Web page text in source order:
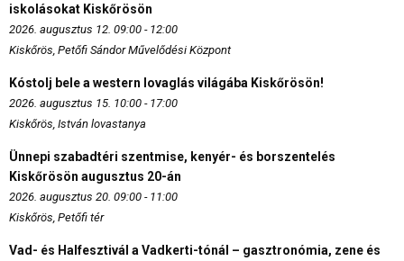
iskolásokat Kiskőrösön
2026. augusztus 12. 09:00 - 12:00
Kiskőrös, Petőfi Sándor Művelődési Központ
Kóstolj bele a western lovaglás világába Kiskőrösön!
2026. augusztus 15. 10:00 - 17:00
Kiskőrös, István lovastanya
Ünnepi szabadtéri szentmise, kenyér- és borszentelés
Kiskőrösön augusztus 20-án
2026. augusztus 20. 09:00 - 11:00
Kiskőrös, Petőfi tér
Vad- és Halfesztivál a Vadkerti-tónál – gasztronómia, zene és